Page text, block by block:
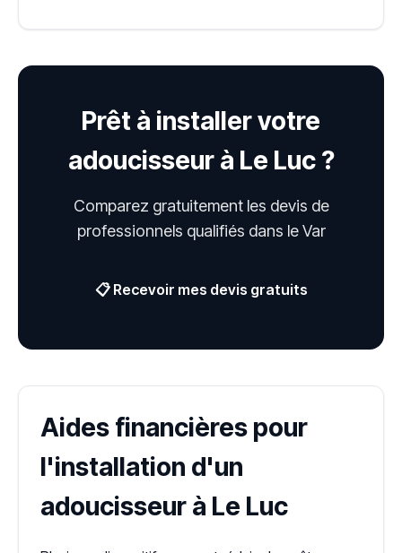
Prêt à installer votre
adoucisseur à Le Luc ?
Comparez gratuitement les devis de
professionnels qualifiés dans le Var
📋 Recevoir mes devis gratuits
Aides financières pour
l'installation d'un
adoucisseur à Le Luc